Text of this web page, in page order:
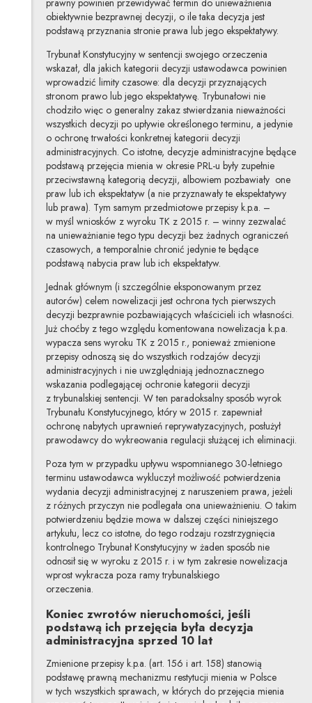
prawny powinien przewidywać termin do unieważnienia
obiektywnie bezprawnej decyzji, o ile taka decyzja jest
podstawą przyznania stronie prawa lub jego ekspektatywy.
Trybunał Konstytucyjny w sentencji swojego orzeczenia
wskazał, dla jakich kategorii decyzji ustawodawca powinien
wprowadzić limity czasowe: dla decyzji przyznających
stronom prawo lub jego ekspektatywę. Trybunałowi nie
chodziło więc o generalny zakaz stwierdzania nieważności
wszystkich decyzji po upływie określonego terminu, a jedynie
o ochronę trwałości konkretnej kategorii decyzji
administracyjnych. Co istotne, decyzje administracyjne będące
podstawą przejęcia mienia w okresie PRL-u były zupełnie
przeciwstawną kategorią decyzji, albowiem pozbawiały one
praw lub ich ekspektatyw (a nie przyznawały te ekspektatywy
lub prawa). Tym samym przedmiotowe przepisy k.p.a. –
w myśl wniosków z wyroku TK z 2015 r. – winny zezwalać
na unieważnianie tego typu decyzji bez żadnych ograniczeń
czasowych, a temporalnie chronić jedynie te będące
podstawą nabycia praw lub ich ekspektatyw.
Jednak głównym (i szczególnie eksponowanym przez
autorów) celem nowelizacji jest ochrona tych pierwszych
decyzji bezprawnie pozbawiających właścicieli ich własności.
Już choćby z tego względu komentowana nowelizacja k.p.a.
wypacza sens wyroku TK z 2015 r., ponieważ zmienione
przepisy odnoszą się do wszystkich rodzajów decyzji
administracyjnych i nie uwzględniają jednoznacznego
wskazania podlegającej ochronie kategorii decyzji
z trybunalskiej sentencji. W ten paradoksalny sposób wyrok
Trybunału Konstytucyjnego, który w 2015 r. zapewniał
ochronę nabytych uprawnień reprywatyzacyjnych, posłużył
prawodawcy do wykreowania regulacji służącej ich eliminacji.
Poza tym w przypadku upływu wspomnianego 30-letniego
terminu ustawodawca wykluczył możliwość potwierdzenia
wydania decyzji administracyjnej z naruszeniem prawa, jeżeli
z różnych przyczyn nie podlegała ona unieważnieniu. O takim
potwierdzeniu będzie mowa w dalszej części niniejszego
artykułu, lecz co istotne, do tego rodzaju rozstrzygnięcia
kontrolnego Trybunał Konstytucyjny w żaden sposób nie
odnosił się w wyroku z 2015 r. i w tym zakresie nowelizacja
wprost wykracza poza ramy trybunalskiego
orzeczenia.
Koniec zwrotów nieruchomości, jeśli
podstawą ich przejęcia była decyzja
administracyjna sprzed 10 lat
Zmienione przepisy k.p.a. (art. 156 i art. 158) stanowią
podstawę prawną mechanizmu restytucji mienia w Polsce
w tych wszystkich sprawach, w których do przejęcia mienia